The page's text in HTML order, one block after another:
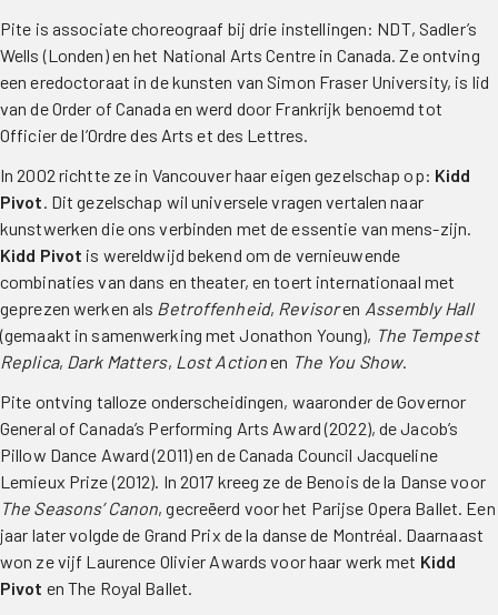
Pite is associate choreograaf bij drie instellingen: NDT, Sadler’s
Wells (Londen) en het National Arts Centre in Canada. Ze ontving
een eredoctoraat in de kunsten van Simon Fraser University, is lid
van de Order of Canada en werd door Frankrijk benoemd tot
Officier de l’Ordre des Arts et des Lettres.
In 2002 richtte ze in Vancouver haar eigen gezelschap op: Kidd
Pivot . Dit gezelschap wil universele vragen vertalen naar
kunstwerken die ons verbinden met de essentie van mens-zijn.
Kidd Pivot is wereldwijd bekend om de vernieuwende
combinaties van dans en theater, en toert internationaal met
geprezen werken als Betroffenheid, Revisoren Assembly Hall
(gemaakt in samenwerking met Jonathon Young), The Tempest
Replica, Dark Matters, Lost Actionen The You Show.
Pite ontving talloze onderscheidingen, waaronder de Governor
General of Canada’s Performing Arts Award (2022), de Jacob’s
Pillow Dance Award (2011) en de Canada Council Jacqueline
Lemieux Prize (2012). In 2017 kreeg ze de Benois de la Danse voor
The Seasons’ Canon, gecreëerd voor het Parijse Opera Ballet. Een
jaar later volgde de Grand Prix de la danse de Montréal. Daarnaast
won ze vijf Laurence Olivier Awards voor haar werk met Kidd
Pivot en The Royal Ballet.